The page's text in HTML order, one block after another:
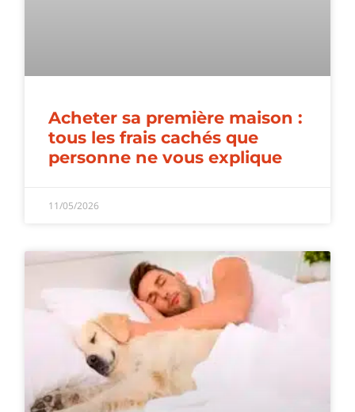
Acheter sa première maison :
tous les frais cachés que
personne ne vous explique
11/05/2026